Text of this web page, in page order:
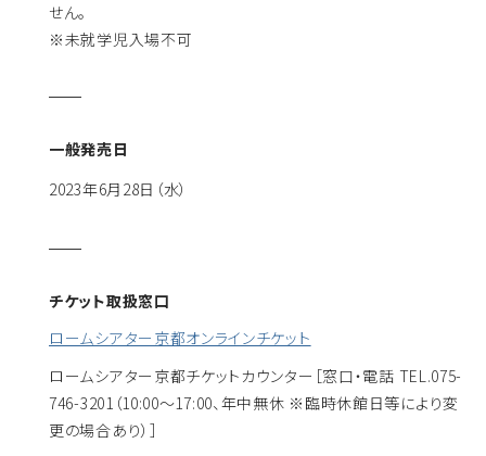
せん。
※未就学児入場不可
一般発売日
2023年6月28日（水）
チケット取扱窓口
ロームシアター京都オンラインチケット
ロームシアター京都チケットカウンター ［窓口・電話 TEL.075-
746-3201（10:00～17:00、年中無休 ※臨時休館日等により変
更の場合あり）］